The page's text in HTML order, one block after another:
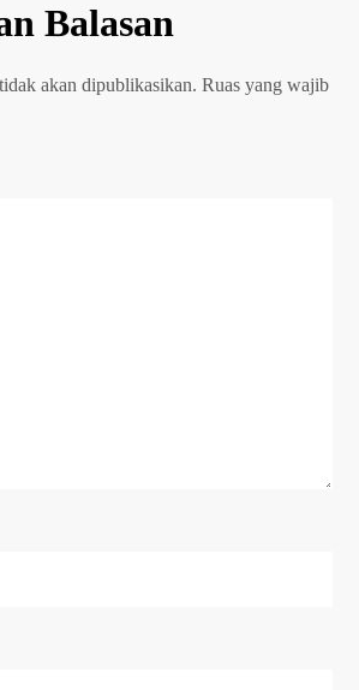
Balasan
akan dipublikasikan. Ruas yang wajib